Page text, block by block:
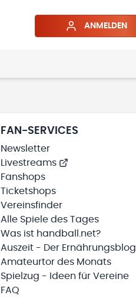
ANMELDEN
FAN-SERVICES
Newsletter
Livestreams
Fanshops
Ticketshops
Vereinsfinder
Alle Spiele des Tages
Was ist handball.net?
Auszeit - Der Ernährungsblog
Amateurtor des Monats
Spielzug - Ideen für Vereine
FAQ